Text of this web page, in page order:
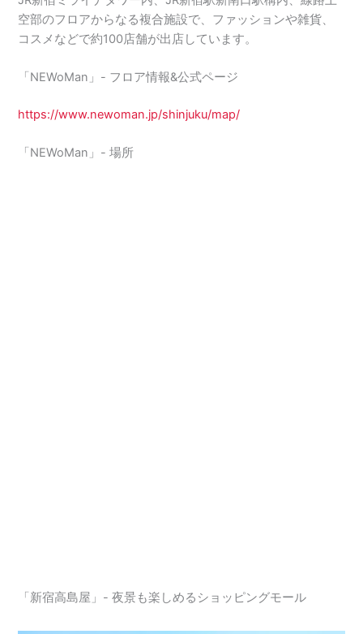
空部のフロアからなる複合施設で、ファッションや雑貨、
コスメなどで約100店舗が出店しています。
「NEWoMan」- フロア情報&公式ページ
https://www.newoman.jp/shinjuku/map/
「NEWoMan」- 場所
「新宿高島屋」- 夜景も楽しめるショッピングモール